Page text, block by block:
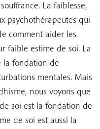
La faiblesse,
psychothérapeutes qui
comment aider les
faible estime de soi. La
la fondation de
mentales. Mais
nous voyons que
soi est la fondation de
de soi est aussi la